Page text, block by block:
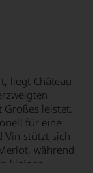
liegt Château
Großes leistet.
für eine
Vin stützt sich
während
kleinen